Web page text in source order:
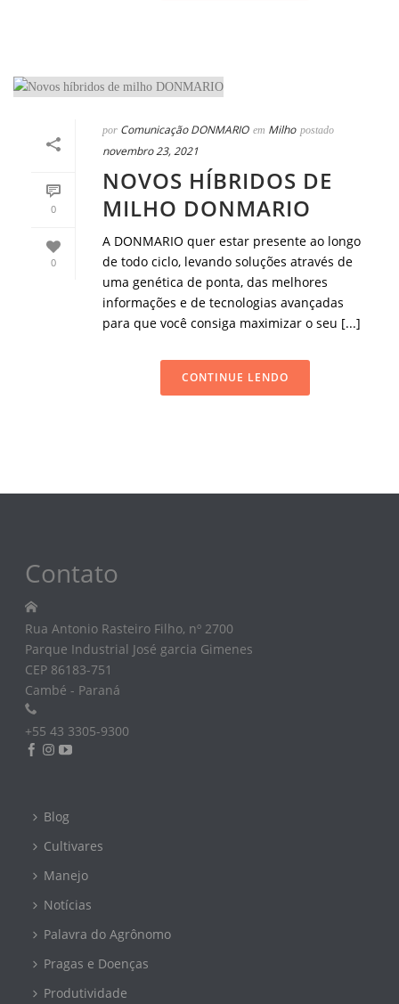
0
0
por Comunicação DONMARIO em Milho postado
novembro 23, 2021
NOVOS HÍBRIDOS DE
MILHO DONMARIO
A DONMARIO quer estar presente ao longo
de todo ciclo, levando soluções através de
uma genética de ponta, das melhores
informações e de tecnologias avançadas
para que você consiga maximizar o seu [...]
CONTINUE LENDO
Contato
Rua Antonio Rasteiro Filho, nº 2700
Parque Industrial José garcia Gimenes
CEP 86183-751
Cambé - Paraná
+55 43 3305-9300
Blog
Cultivares
Manejo
Notícias
Palavra do Agrônomo
Pragas e Doenças
Produtividade